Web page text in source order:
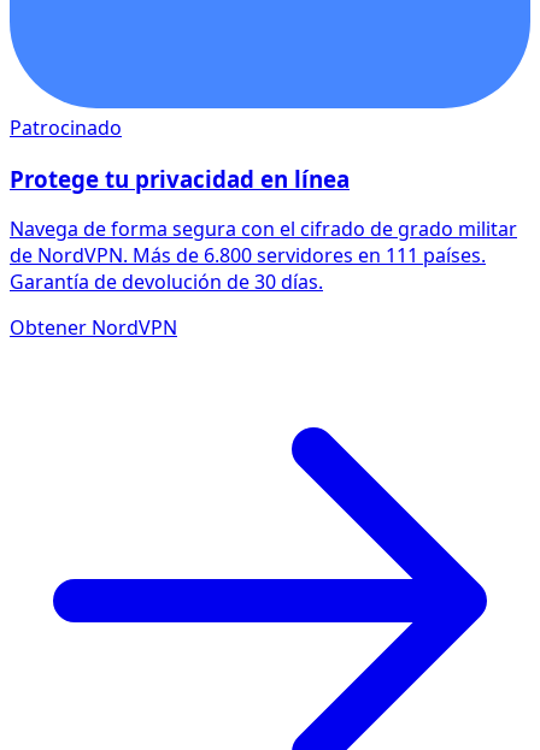
Patrocinado
Protege tu privacidad en línea
Navega de forma segura con el cifrado de grado militar
de NordVPN. Más de 6.800 servidores en 111 países.
Garantía de devolución de 30 días.
Obtener NordVPN